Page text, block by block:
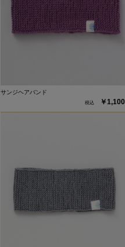
サンジヘアバンド
￥1,100